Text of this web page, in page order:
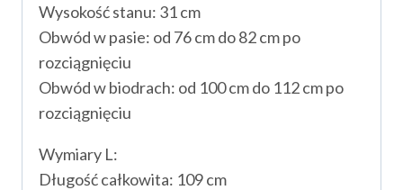
Wysokość stanu: 31 cm
Obwód w pasie: od 76 cm do 82 cm po
rozciągnięciu
Obwód w biodrach: od 100 cm do 112 cm po
rozciągnięciu
Wymiary L:
Długość całkowita: 109 cm